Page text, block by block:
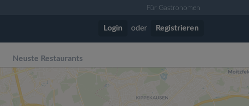
Für Gastronomen
Login oder Registrieren
Neuste Restaurants